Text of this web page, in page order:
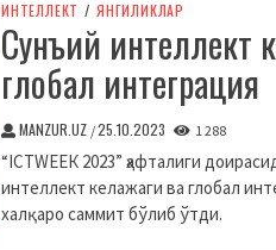
ИНТЕЛЛЕКТ / ЯНГИЛИКЛАР
Сунъий интеллект
глобал интеграция
MANZUR.UZ /25.10.2023 1 288
“ICТWЕЕК 2023” ҳафталиги
интеллект келажаги ва глобал
халқаро саммит бўлиб ўтди.